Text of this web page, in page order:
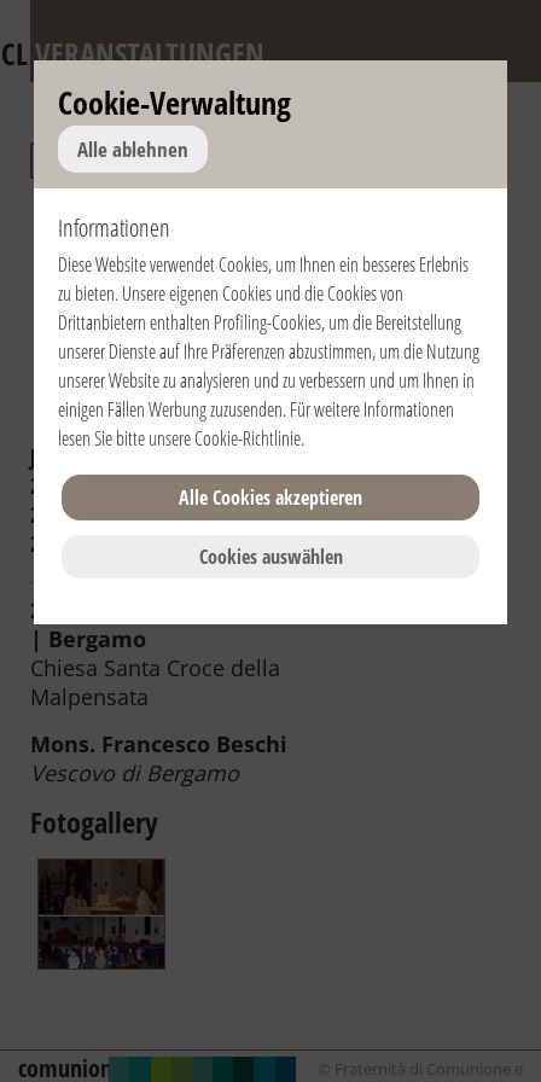
CLVERANSTALTUNGEN
Jahrestag des
Todes von don
Giussani und der
päpstlichen
Anerkennung der
Fraternität
Jahr auswählen:
2021
2018 2017
2016
2015 2014 2013 2012 2011 2010
2009
2006
28.02.2011 | 21:00 | Italia / Italy
| Bergamo
Chiesa Santa Croce della
Malpensata
Mons. Francesco Beschi
Vescovo di Bergamo
Fotogallery
comunione © Fraternità di Comunione e
Cookie-Verwaltung
Alle ablehnen
Informationen
Diese Website verwendet Cookies, um Ihnen ein besseres Erlebnis
zu bieten. Unsere eigenen Cookies und die Cookies von
Drittanbietern enthalten Profiling-Cookies, um die Bereitstellung
unserer Dienste auf Ihre Präferenzen abzustimmen, um die Nutzung
unserer Website zu analysieren und zu verbessern und um Ihnen in
einigen Fällen Werbung zuzusenden. Für weitere Informationen
lesen Sie bitte unsereCookie-Richtlinie.
Cookies auswählen
Alle Cookies akzeptieren